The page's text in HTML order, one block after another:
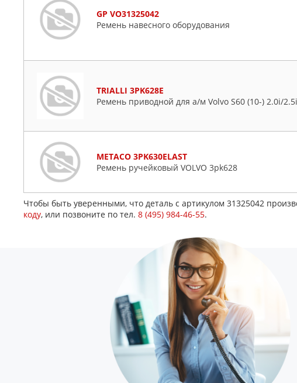
GP VO31325042
Ремень навесного оборудования
TRIALLI 3PK628E
Ремень приводной для а/м Volvo S60 (10-) 2.0i/
METACO 3PK630ELAST
Ремень ручейковый VOLVO 3pk628
Чтобы быть уверенными, что деталь с артикулом 31325042
коду, или позвоните по тел. 8 (495) 984-46-55.